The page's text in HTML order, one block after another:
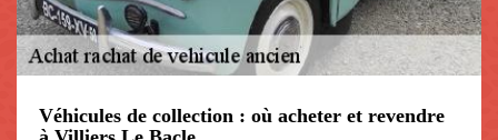
Véhicules de collection : où acheter et revendre